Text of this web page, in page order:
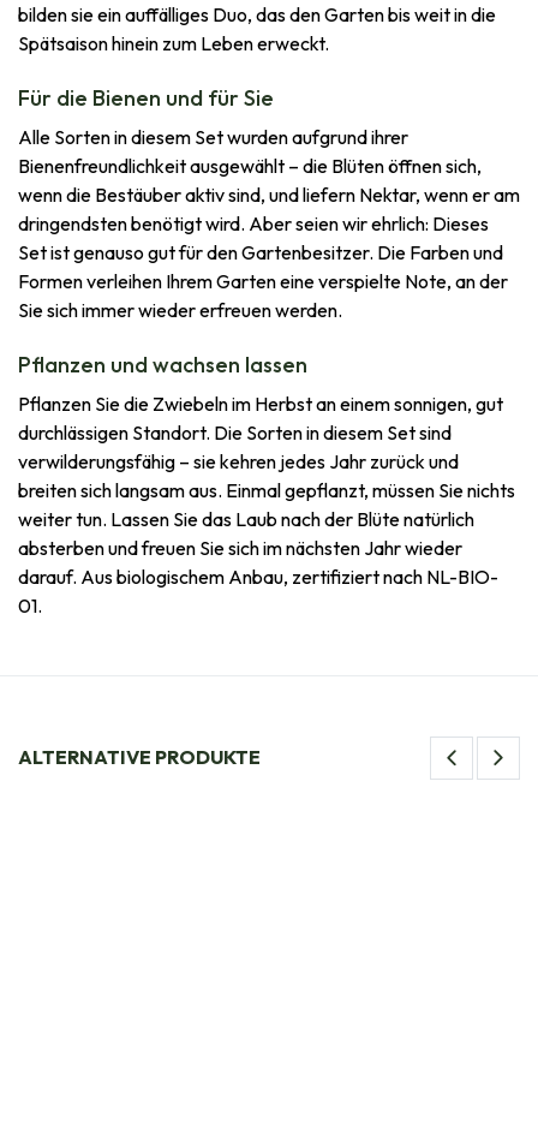
bilden sie ein auffälliges Duo, das den Garten bis weit in die
Spätsaison hinein zum Leben erweckt.
Für die Bienen und für Sie
Alle Sorten in diesem Set wurden aufgrund ihrer
Bienenfreundlichkeit ausgewählt – die Blüten öffnen sich,
wenn die Bestäuber aktiv sind, und liefern Nektar, wenn er am
dringendsten benötigt wird. Aber seien wir ehrlich: Dieses
Set ist genauso gut für den Gartenbesitzer. Die Farben und
Formen verleihen Ihrem Garten eine verspielte Note, an der
Sie sich immer wieder erfreuen werden.
Pflanzen und wachsen lassen
Pflanzen Sie die Zwiebeln im Herbst an einem sonnigen, gut
durchlässigen Standort. Die Sorten in diesem Set sind
verwilderungsfähig – sie kehren jedes Jahr zurück und
breiten sich langsam aus. Einmal gepflanzt, müssen Sie nichts
weiter tun. Lassen Sie das Laub nach der Blüte natürlich
absterben und freuen Sie sich im nächsten Jahr wieder
darauf. Aus biologischem Anbau, zertifiziert nach NL-BIO-
01.
ALTERNATIVE PRODUKTE